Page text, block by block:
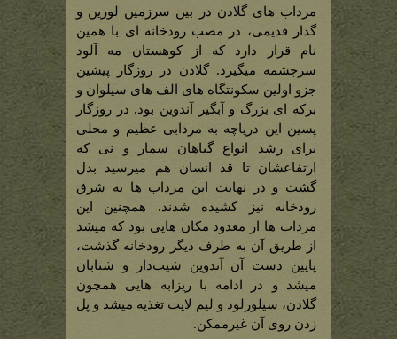
مرداب های گلادن در بین سرزمین لورین و
گدار قدیمی، در مصب رودخانه ای با همین
نام قرار دارد که از کوهستان مه آلود
سرچشمه میگیرد. گلادن در روزگار پیشین
جزو اولین سکونتگاه های الف های سیلوان و
برکه ای بزرگ و آبگیر آندوین بود. در روزگار
پسین این دریاچه به مردابی عظیم و محلی
برای رشد انواع گیاهان سمار و نی که
ارتفاعشان تا قد انسان هم میرسید بدل
گشت و در نهایت این مرداب ها به شرق
رودخانه نیز کشیده شدند. همچنین این
مرداب ها از معدود مکان هایی بود که میشد
از طریق آن به طرف دیگر رودخانه گذشت،
پایین دست آن آندوین شیب‌دار و شتابان
میشد و در ادامه با ریزابه هایی همچون
گلادن، سیلورلود و لیم لایت تغذیه میشد و پل
زدن روی آن غیرممکن.